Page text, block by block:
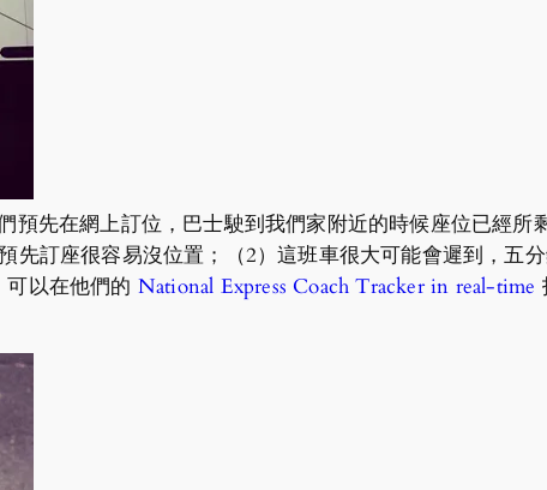
先在網上訂位，巴士駛到我們家附近的時候座位已經所
先訂座很容易沒位置；（2）這班車很大可能會遲到，五
以在他們的 National Express Coach Tracker in real-time